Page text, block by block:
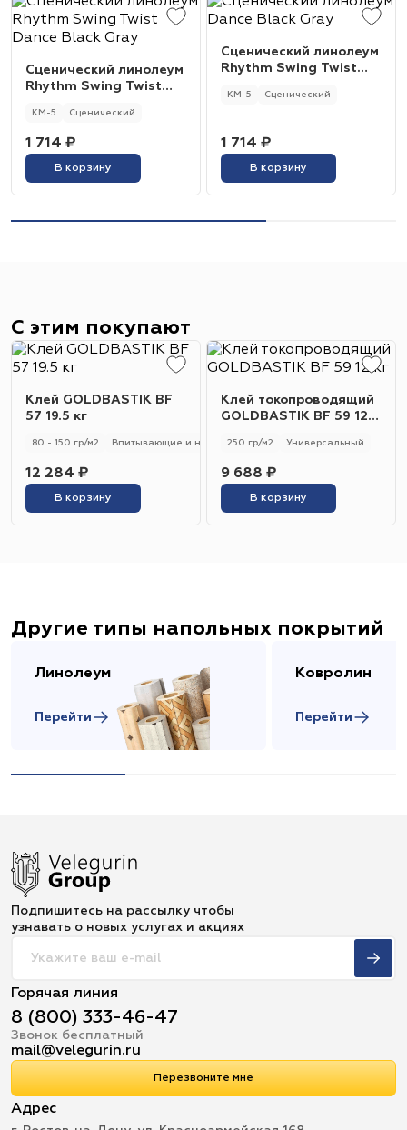
Сценический линолеум
Rhythm Swing Twist
КМ-5 Сценический
1 714 ₽
В корзину
Сценический линолеум
Rhythm Swing Twist
КМ-5 Сценический
1 714 ₽
В корзину
С этим покупают
Клей GOLDBASTIK BF
57 19.5 кг
80 - 150 гр/м2 Впитывающие и не впитывающие Универсальный
12 284 ₽
В корзину
Клей токопроводящий
GOLDBASTIK BF 59 12
250 гр/м2 Универсальный
9 688 ₽
В корзину
Другие типы напольных покрытий
Линолеум
Перейти
Ковролин
Перейти
Подпишитесь на рассылку чтобы
узнавать о новых услугах и акциях
Горячая линия
8 (800) 333-46-47
Звонок бесплатный
mail@velegurin.ru
Перезвоните мне
Адрес